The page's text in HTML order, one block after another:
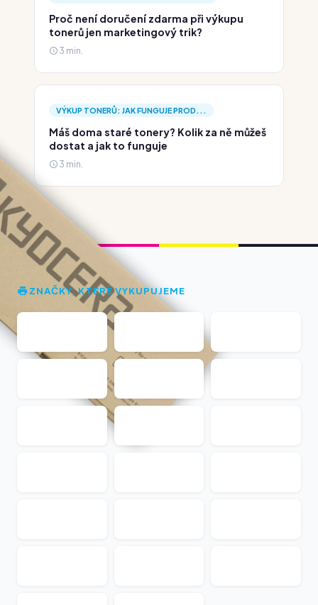
Proč není doručení zdarma při výkupu
tonerů jen marketingový trik?
3 min.
VÝKUP TONERŮ: JAK FUNGUJE PROD...
Máš doma staré tonery? Kolik za ně můžeš
dostat a jak to funguje
3 min.
ZNAČKY, KTERÉ VYKUPUJEME